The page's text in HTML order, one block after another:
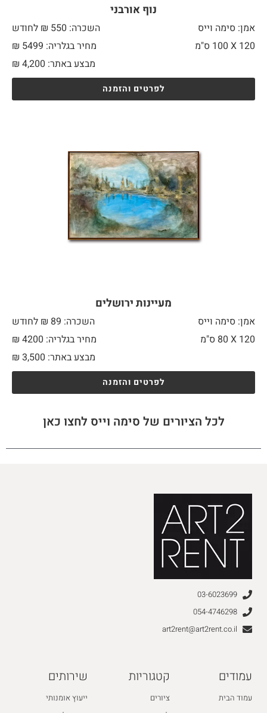
נוף אורבני
אמן: סימה וייס
השכרה: 550 ₪ לחודש
120 X
מחיר בגלריה: 5499 ₪
מבצע באתר:
₪ 4,200
לפרטים והזמנה
מעיינות ירושלים
אמן: סימה וייס
השכרה: 89 ₪ לחודש
120 X
מחיר בגלריה: 4200 ₪
מבצע באתר:
₪ 3,500
לפרטים והזמנה
לכל הציורים של סימה וייס לחצו כאן
03-6023699
054-4746298
art2rent@art2rent.co.il
עמודים
עמוד הבית
קטגוריות
ציורים
שירותים
ייעוץ אומנותי